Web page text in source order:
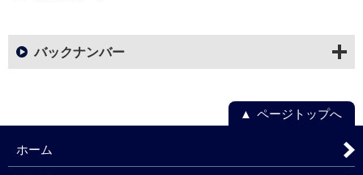
バックナンバー
ページトップへ
ホーム